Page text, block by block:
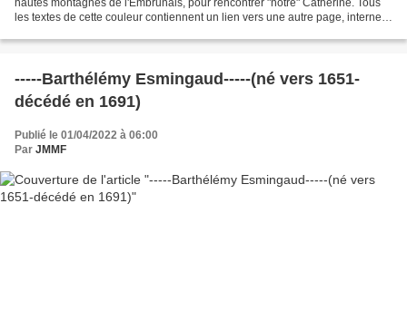
hautes montagnes de l'Embrunais, pour rencontrer "notre" Catherine. Tous
les textes de cette couleur contiennent un lien vers une autre page, interne
-----Barthélémy Esmingaud-----(né vers 1651-
décédé en 1691)
Publié le 01/04/2022 à 06:00
Par JMMF